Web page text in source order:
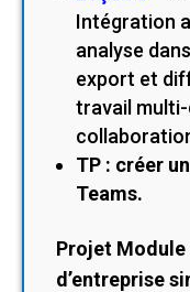
Intégration
analyse
export et
travail
TP : créer
Teams.
Projet Module
d’entreprise